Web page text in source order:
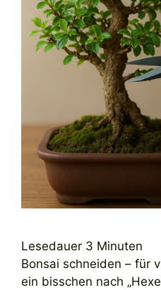
Lesedauer 3 Minuten
Bonsai schneiden – für
ein bisschen nach